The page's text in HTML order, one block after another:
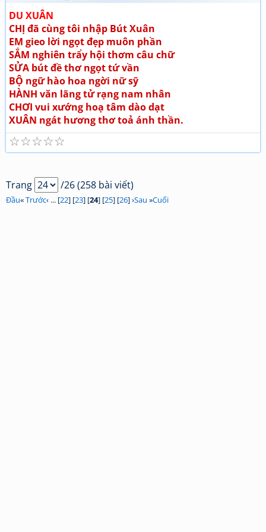
DU XUÂN
CHỊ đã cùng tôi nhập Bút Xuân
EM gieo lời ngọt đẹp muôn phần
SẮM nghiên trẩy hội thơm câu chữ
SỬA bút đề thơ ngọt tứ vần
BỘ ngữ hào hoa ngời nữ sỹ
HÀNH văn lãng tử rạng nam nhân
CHƠI vui xướng hoạ tâm dào dạt
XUÂN ngát hương thơ toả ánh thần.
☆
☆
☆
☆
☆
Trang /26 (258 bài viết)
Đầu«Trước‹ ... [22] [23] [24] [25] [26] ›Sau »Cuối